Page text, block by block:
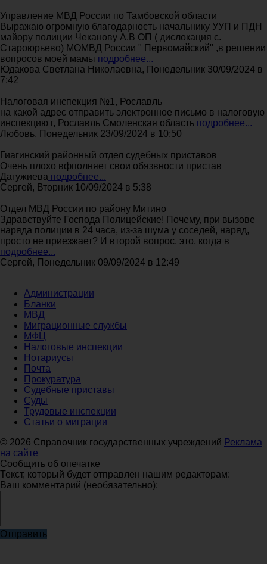
Управление МВД России по Тамбовской области
Выражаю огромную благодарность начальнику УУП и ПДН
майору полиции Чеканову А.В ОП ( дислокация с.
Староюрьево) МОМВД России " Первомайский" ,в решении
вопросов моей мамы подробнее...
Юдакова Светлана Николаевна, Понедельник 30/09/2024 в
7:42
Налоговая инспекция №1, Рославль
на какой адрес отправить электронное письмо в налоговую
инспекцию г, Рославль Смоленская область подробнее...
Любовь, Понедельник 23/09/2024 в 10:50
Гиагинский районный отдел судебных приставов
Очень плохо вфполняет свои обязвности пристав
Дагужиева подробнее...
Сергей, Вторник 10/09/2024 в 5:38
Отдел МВД России по району Митино
Здравствуйте Господа Полицейские! Почему, при вызове
наряда полиции в 24 часа, из-за шума у соседей, наряд,
просто не приезжает? И второй вопрос, это, когда в
подробнее...
Сергей, Понедельник 09/09/2024 в 12:49
Администрации
Бланки
МВД
Миграционные службы
МФЦ
Налоговые инспекции
Нотариусы
Почта
Прокуратура
Судебные приставы
Суды
Трудовые инспекции
Статьи о миграции
© 2026 Справочник государственных учреждений Реклама
на сайте
Сообщить об опечатке
Текст, который будет отправлен нашим редакторам:
Ваш комментарий (необязательно):
Отправить